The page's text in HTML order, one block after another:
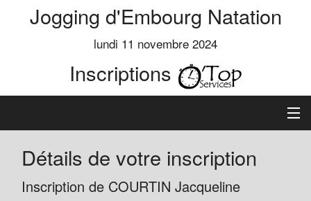
Jogging d'Embourg Natation
lundi 11 novembre 2024
Inscriptions
Accueil
Informations
Détails de votre inscription
Inscription de COURTIN Jacqueline